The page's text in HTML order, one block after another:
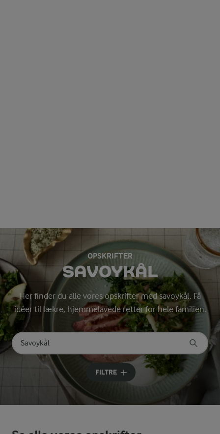
OPSKRIFTER
SAVOYKÅL
Her finder du alle vores opskrifter med savoykål. Få
idéer til lækre, hjemmelavede retter for hele familien.
Søg på kategori
Indtast søgeord for at søge
FILTRE